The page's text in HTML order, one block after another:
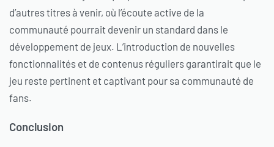
d’autres titres à venir, où l’écoute active de la
communauté pourrait devenir un standard dans le
développement de jeux. L’introduction de nouvelles
fonctionnalités et de contenus réguliers garantirait que le
jeu reste pertinent et captivant pour sa communauté de
fans.
Conclusion